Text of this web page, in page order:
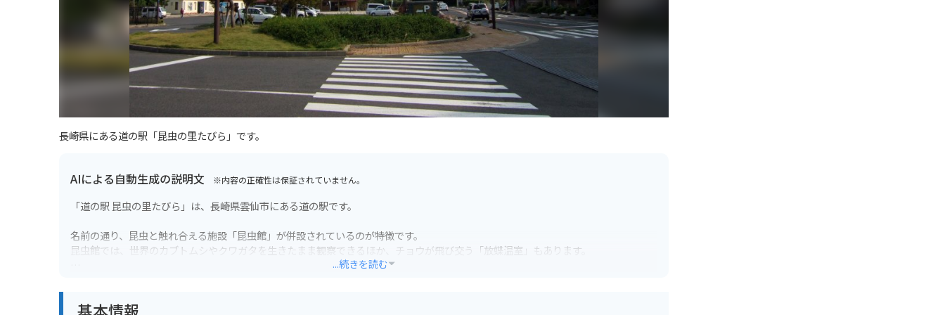
長崎県にある道の駅「昆虫の里たびら」です。
AIによる自動生成の説明文 ※内容の正確性は保証されていません。
「道の駅 昆虫の里たびら」は、長崎県雲仙市にある道の駅です。
名前の通り、昆虫と触れ合える施設「昆虫館」が併設されているのが特徴です。
昆虫館では、世界のカブトムシやクワガタを生きたまま観察できるほか、チョウが飛び交う「放蝶温室」もあります。
...続きを読む
基本情報